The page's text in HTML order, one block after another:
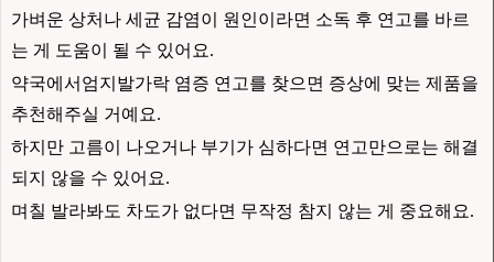
가벼운 상처나 세균 감염이 원인이라면 소독 후 연고를 바르
는 게 도움이 될 수 있어요.
약국에서엄지발가락 염증 연고를 찾으면 증상에 맞는 제품을
추천해주실 거예요.
하지만 고름이 나오거나 부기가 심하다면 연고만으로는 해결
되지 않을 수 있어요.
며칠 발라봐도 차도가 없다면 무작정 참지 않는 게 중요해요.